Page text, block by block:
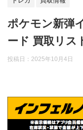
ポケモン新弾
ード 買取リス
投稿日： 2025年10月4日